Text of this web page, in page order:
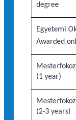
degree
Egyetemi
Awarded
(1 year)
(2-3 years)